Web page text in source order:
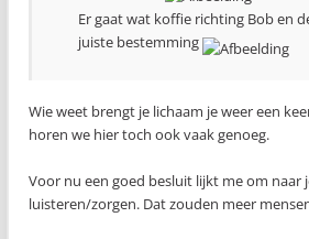
Er gaat wat koffie richting Bob en
juiste bestemming
Wie weet brengt je lichaam je weer een
horen we hier toch ook vaak genoeg.
Voor nu een goed besluit lijkt me om naar
luisteren/zorgen. Dat zouden meer